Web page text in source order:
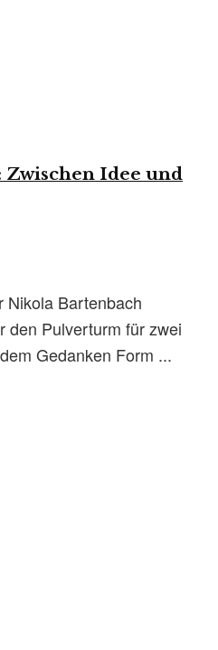
Idee und
Nikola Bartenbach
den Pulverturm für zwei
Gedanken Form ...